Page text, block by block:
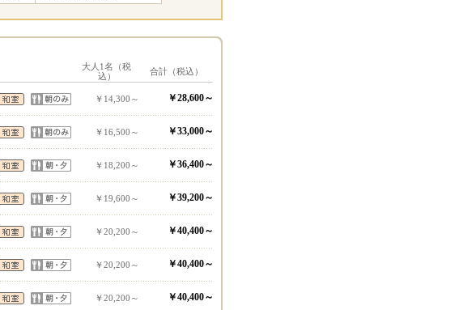
大人1名（税
込）
合計（税込）
￥14,300～ ￥28,600～
￥16,500～ ￥33,000～
￥18,200～ ￥36,400～
￥19,600～ ￥39,200～
￥20,200～ ￥40,400～
￥20,200～ ￥40,400～
￥20,200～ ￥40,400～